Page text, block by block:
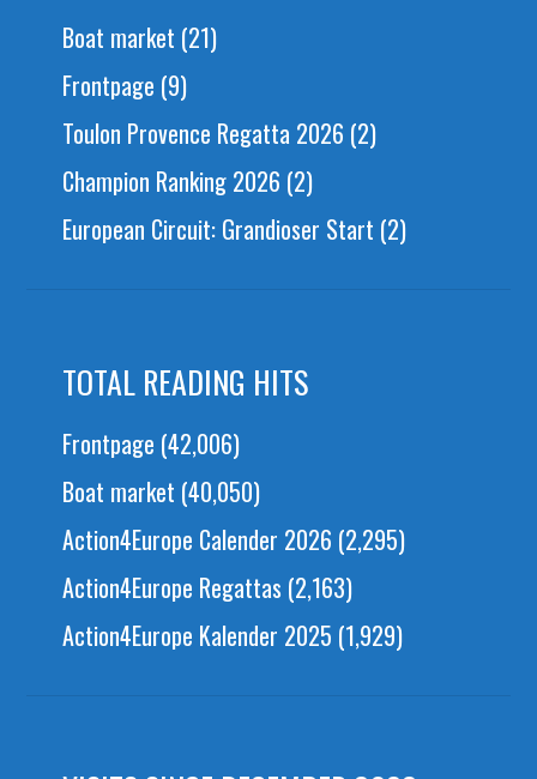
Boat market (21)
Frontpage (9)
Toulon Provence Regatta 2026 (2)
Champion Ranking 2026 (2)
European Circuit: Grandioser Start (2)
TOTAL READING HITS
Frontpage (42,006)
Boat market (40,050)
Action4Europe Calender 2026 (2,295)
Action4Europe Regattas (2,163)
Action4Europe Kalender 2025 (1,929)